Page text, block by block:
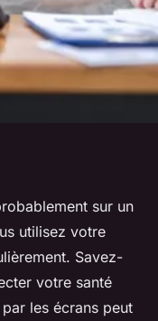
de
après
aux
sur un
utilisez votre
Savez-
votre santé
les écrans peut